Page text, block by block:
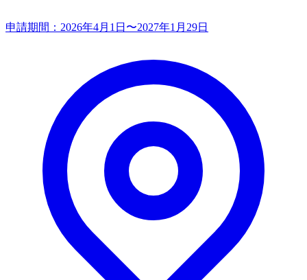
申請期間： 2026年4月1日〜2027年1月29日